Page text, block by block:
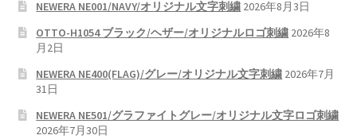
NEWERA NE001/NAVY/オリジナル文字刺繍 2026年8月3日
OTTO-H1054 ブラック/ヘザー/オリジナルロゴ刺繍 2026年8
月2日
NEWERA NE400(FLAG)/グレー/オリジナル文字刺繍 2026年7月
31日
NEWERA NE501/グラファイトグレー/オリジナル文字ロゴ刺繍
2026年7月30日